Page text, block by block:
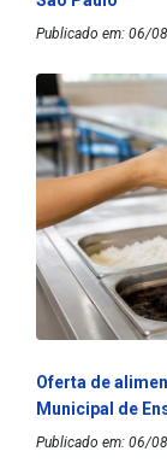
Publicado em: 06/
Oferta de
Municipal de
Publicado em: 06/